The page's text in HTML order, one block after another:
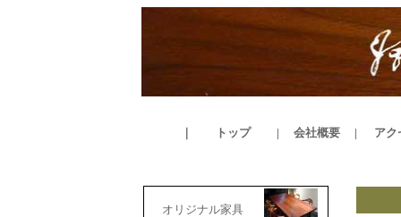
トップ| 会社概要| ア
オリジナル家具